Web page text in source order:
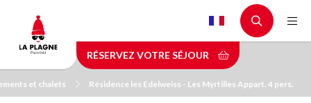
contenu
principal
RÉSERVEZ VOTRE SÉJOUR
et chalets Résidence les Edelweiss - Les Myrtilles Appart. 4 pers.